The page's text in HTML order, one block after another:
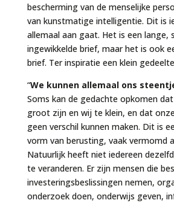
bescherming van de menselijke
van kunstmatige intelligentie. Dit is
allemaal aan gaat. Het is een lange,
ingewikkelde brief, maar het is ook
brief. Ter inspiratie een klein
“We kunnen allemaal ons
Soms kan de gedachte opkomen
groot zijn en wij te klein, en dat
geen verschil kunnen maken. Dit is
vorm van berusting, vaak vermomd
Natuurlijk heeft niet iedereen
te veranderen. Er zijn mensen die
investeringsbeslissingen nemen,
onderzoek doen, onderwijs geven,